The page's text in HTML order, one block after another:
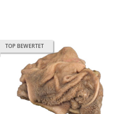
TOP BEWERTET